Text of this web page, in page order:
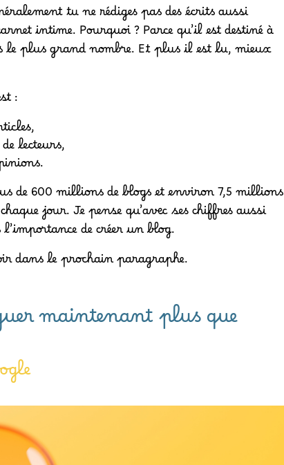
tu ne rédiges pas des écrits aussi
intime. Pourquoi ? Parce qu’il est destiné à
plus grand nombre. Et plus il est lu, mieux
:
lecteurs,
de 600 millions de blogs et environ 7,5 millions
jour. Je pense qu’avec ses chiffres aussi
de créer un blog.
dans le prochain paragraphe.
maintenant plus que